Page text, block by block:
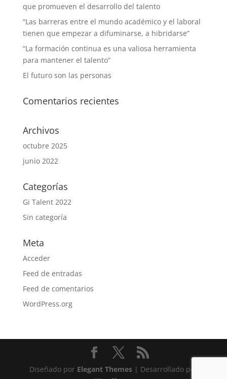
que promueven el desarrollo del talento
“Las barreras entre el mundo académico y el laboral
tienen que empezar a difuminarse, a hibridarse”
“La formación continua es una valiosa herramienta
para mantener el talento”
El futuro son las personas
Comentarios recientes
Archivos
octubre 2025
junio 2022
Categorías
Gi Talent 2022
Sin categoría
Meta
Acceder
Feed de entradas
Feed de comentarios
WordPress.org
Diseñado por Elegant Themes| Desarrollado por